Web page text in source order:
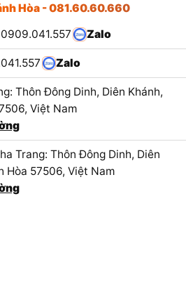
Hòa - 081.60.60.660
Zalo
Zalo
Thôn Đông Dinh, Diên Khánh,
Việt Nam
Trang: Thôn Đông Dinh, Diên
Hòa 57506, Việt Nam